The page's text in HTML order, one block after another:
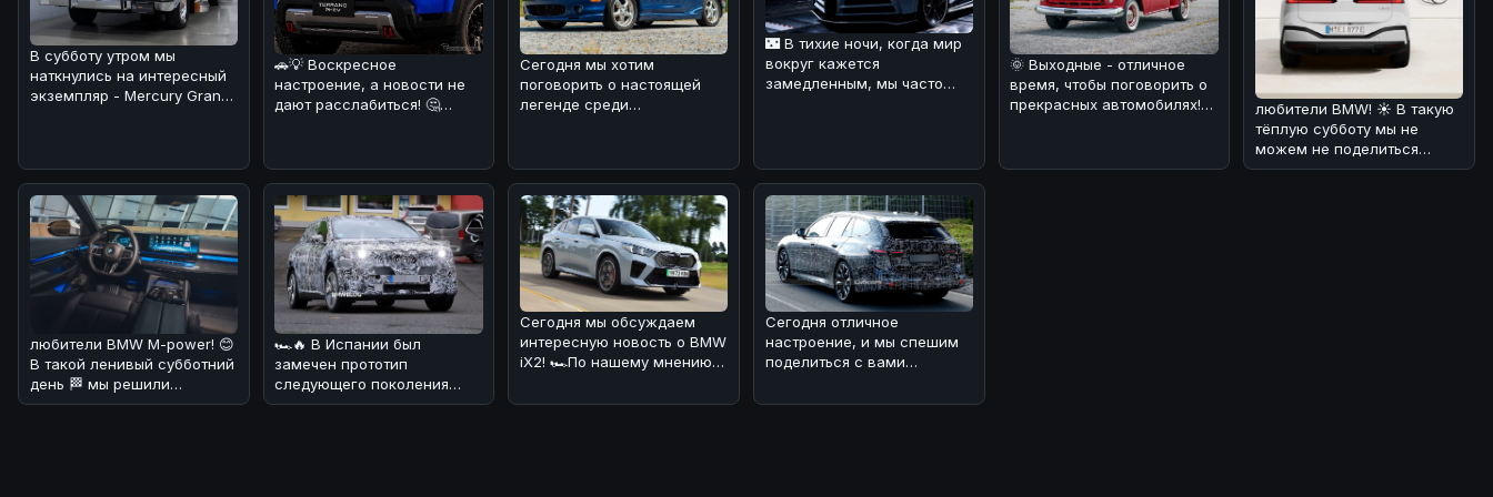
В субботу утром мы
наткнулись на интересный
экземпляр - Mercury Grand
🚗💡 Воскресное
настроение, а новости не
дают расслабиться! 🤔
Сегодня мы хотим
поговорить о настоящей
легенде среди
🌃 В тихие ночи, когда мир
вокруг кажется
замедленным, мы часто
🌞 Выходные - отличное
время, чтобы поговорить о
прекрасных автомобилях!
любители BMW! ☀️ В такую
тёплую субботу мы не
можем не поделиться
интересной новостью. По
любители BMW M-power! 😊
В такой ленивый субботний
день 🏁 мы решили
порадовать вас новостями
🏎🔥 В Испании был
замечен прототип
следующего поколения
BMW iX1, который уже
Сегодня мы обсуждаем
интересную новость о BMW
iX2! 🏎По нашему мнению,
пр
Сегодня отличное
настроение, и мы спешим
поделиться с вами
Обновлённая BMW